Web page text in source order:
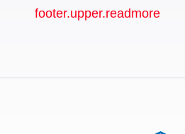
footer.upper.readmore